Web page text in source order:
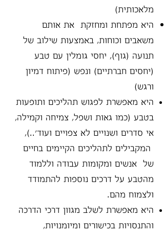
מלאכותית)
היא מפתחת ומחזקת את אותם
משאבים וכוחות, באמצעות שילוב של
תנועה (גוף), יחסי גומלין עם טבע
(יחסים חברתיים) ונפש (פיתוח דמיון
ורגש)
היא מאפשרת לפגוש תהליכים ותופעות
בטבע (כמו גאות ושפל, צמיחה וקמילה,
אי סדרים ושנויים לא צפויים ועוד׳..),
המקבילים לתהליכים הקיימים בחיים
של אנשים ומקומות עבודה וללמוד
מהטבע על דרכים נוספות להתמודד
ולצמוח מהם.
היא מאפשרת לשלב מגוון דרכי הדרכה
והתנסויות בכישורים ומיומנויות,